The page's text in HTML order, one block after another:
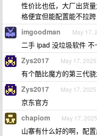
性价比也低，大厂出货
格便宜但能配置能不拉
imgoodman May 17,
二手 ipad 没垃圾软件 不
Zys2017 May 17,
有个酷比魔方的第三代
Zys2017 May 17,
京东官方
chapiom May 17,
山寨有什么好的啊，配